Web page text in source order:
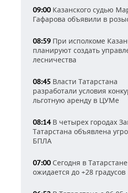
09:00Казанского судью
Гафарова объявили в
08:59 При исполкоме
планируют создать
лесничества
08:45 Власти Татарстана
разработали условия
льготную аренду в ЦУМе
08:14В четырех городах
Татарстана объявлена
БПЛА
07:00Сегодня в Татарстане
ожидается до +28 градусов